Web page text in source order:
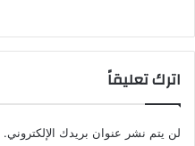
اترك تعليقاً
لن يتم نشر عنوان بريدك الإلكتروني.